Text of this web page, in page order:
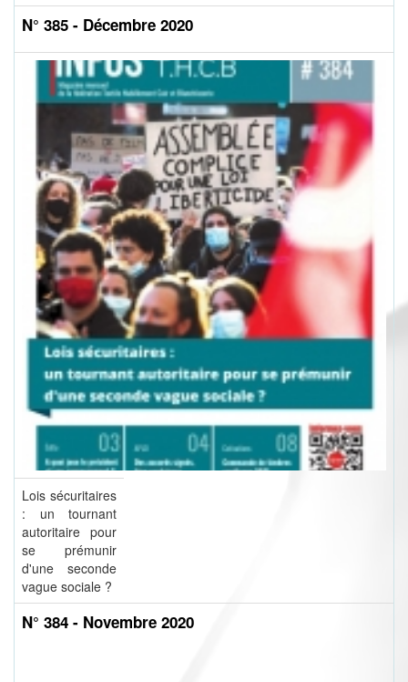
N° 385 - Décembre 2020
Lois sécuritaires
: un tournant
autoritaire pour
se prémunir
d'une seconde
vague sociale ?
N° 384 - Novembre 2020